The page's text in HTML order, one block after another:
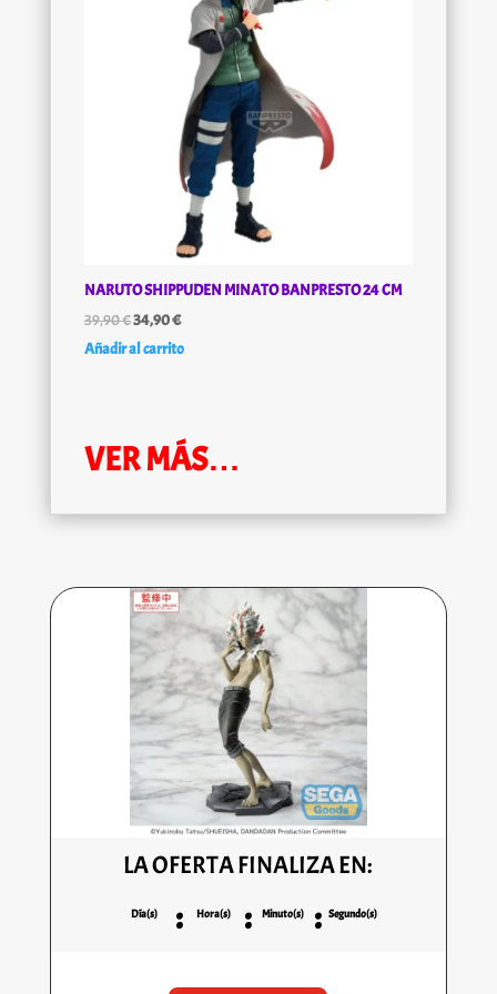
NARUTO SHIPPUDEN MINATO BANPRESTO 24 CM
39,90€El
precio
34,90€El
precio
34,90 €.
Añadir al carrito
VER MÁS…
LA OFERTA FINALIZA EN:
Día(s) : Hora(s) : Minuto(s) : Segundo(s)